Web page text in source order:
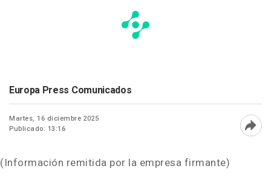
Europa Press Comunicados
Martes, 16 diciembre 2025
Publicado: 13:16
(Información remitida por la empresa firmante)